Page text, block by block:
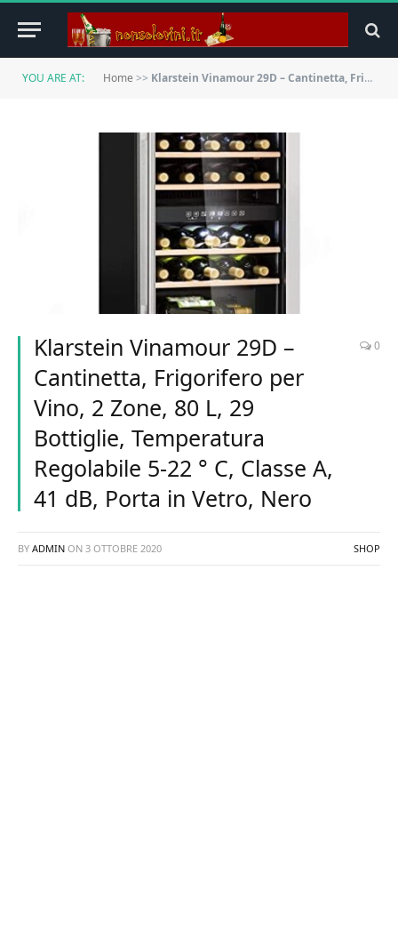
YOU ARE AT: Home >> Klarstein Vinamour 29D – Cantinetta, Frigorifero per Vino, 2 Zone, 80 L, 29 Bottiglie, Temperatura Regolabile 5-22 ° C, Classe A, 41 dB, Porta in Vetro, Nero
Klarstein Vinamour 29D –
Cantinetta, Frigorifero per
Vino, 2 Zone, 80 L, 29
Bottiglie, Temperatura
Regolabile 5-22 ° C, Classe A,
41 dB, Porta in Vetro, Nero
0
BY ADMIN ON 3 OTTOBRE 2020 SHOP